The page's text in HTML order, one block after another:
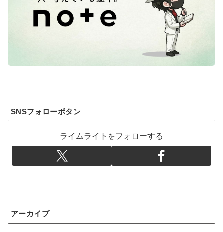
SNSフォローボタン
ライムライトをフォローする
アーカイブ